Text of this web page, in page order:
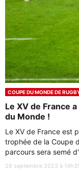
COUPE DU MONDE DE
Le XV de France
du Monde !
Le XV de France est
trophée de la Coupe
parcours sera semé
26 septembre 2023 à